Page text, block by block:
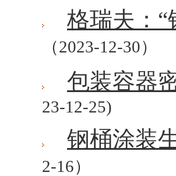
格瑞夫：“
（2023-12-30）
包装容器
23-12-25)
钢桶涂装
2-16）